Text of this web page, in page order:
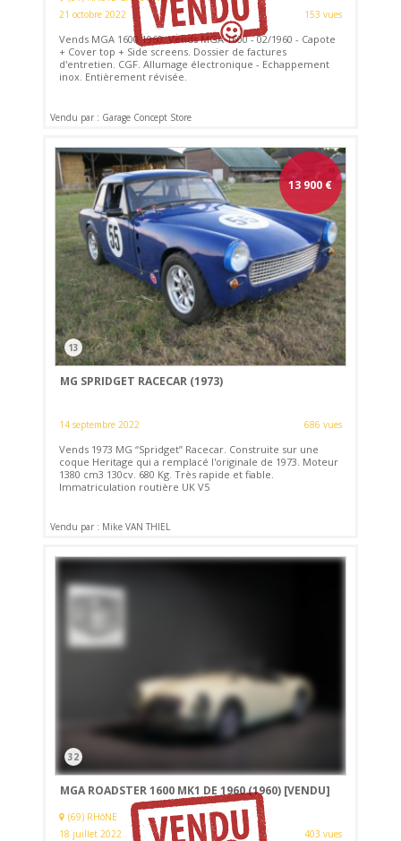
21 octobre 2022
153 vues
Vends MGA 1600 1960. Vends MGA 1600 - 02/1960 - Capote
+ Cover top + Side screens. Dossier de factures
d'entretien. CGF. Allumage électronique - Echappement
inox. Entièrement révisée.
Vendu par : Garage Concept Store
13 900 €
13
MG SPRIDGET RACECAR (1973)
14 septembre 2022 686 vues
Vends 1973 MG “Spridget” Racecar. Construite sur une
coque Heritage qui a remplacé l'originale de 1973. Moteur
1380 cm3 130cv. 680 Kg. Très rapide et fiable.
Immatriculation routière UK V5
Vendu par : Mike VAN THIEL
32
MGA ROADSTER 1600 MK1 DE 1960 (1960) [VENDU]
(69) RHôNE
18 juillet 2022
403 vues